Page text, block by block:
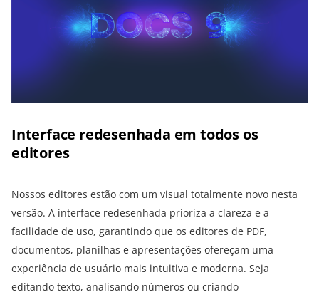
Interface redesenhada em todos os
editores
Nossos editores estão com um visual totalmente novo nesta
versão. A interface redesenhada prioriza a clareza e a
facilidade de uso, garantindo que os editores de PDF,
documentos, planilhas e apresentações ofereçam uma
experiência de usuário mais intuitiva e moderna. Seja
editando texto, analisando números ou criando